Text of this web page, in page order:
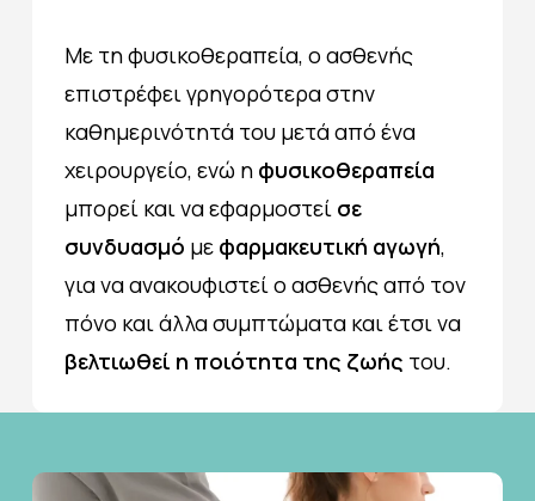
Με τη φυσικοθεραπεία, ο ασθενής
επιστρέφει γρηγορότερα στην
καθημερινότητά του μετά από ένα
χειρουργείο, ενώ η φυσικοθεραπεία
μπορεί και να εφαρμοστεί σε
συνδυασμό με φαρμακευτική αγωγή,
για να ανακουφιστεί ο ασθενής από τον
πόνο και άλλα συμπτώματα και έτσι να
βελτιωθεί η ποιότητα της ζωής του.